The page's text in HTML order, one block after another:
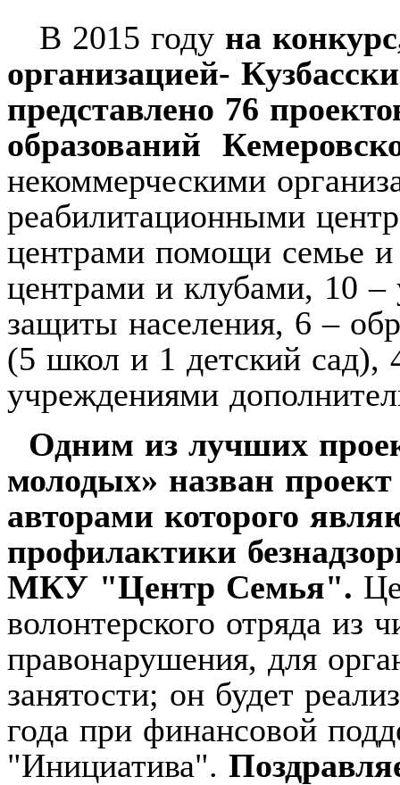
В 2015 году на
организацией-
представлено 76
образований
некоммерческими
реабилитационными
центрами помощи семье
центрами и клубами, 10 –
защиты населения, 6 –
(5 школ и 1 детский сад),
учреждениями
Одним из лучших
молодых» назван
авторами которого
профилактики
МКУ "Центр Семья".
волонтерского отряда из
правонарушения, для
занятости; он будет
года при финансовой
"Инициатива".